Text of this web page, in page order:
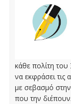
κάθε πολίτη
να εκφράσει
με σεβασμό
που την διέπουν.